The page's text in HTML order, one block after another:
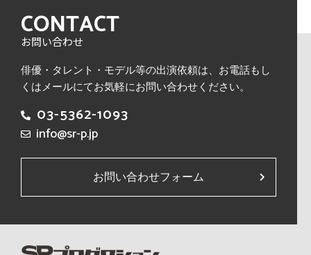
CONTACT
お問い合わせ
俳優・タレント・モデル等の出演依頼は、 お電話もし
くはメールにてお気軽にお問い合わせください。
03-5362-1093
info@sr-p.jp
お問い合わせフォーム